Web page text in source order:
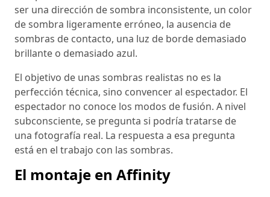
ser una dirección de sombra inconsistente, un color
de sombra ligeramente erróneo, la ausencia de
sombras de contacto, una luz de borde demasiado
brillante o demasiado azul.
El objetivo de unas sombras realistas no es la
perfección técnica, sino convencer al espectador. El
espectador no conoce los modos de fusión. A nivel
subconsciente, se pregunta si podría tratarse de
una fotografía real. La respuesta a esa pregunta
está en el trabajo con las sombras.
El montaje en Affinity